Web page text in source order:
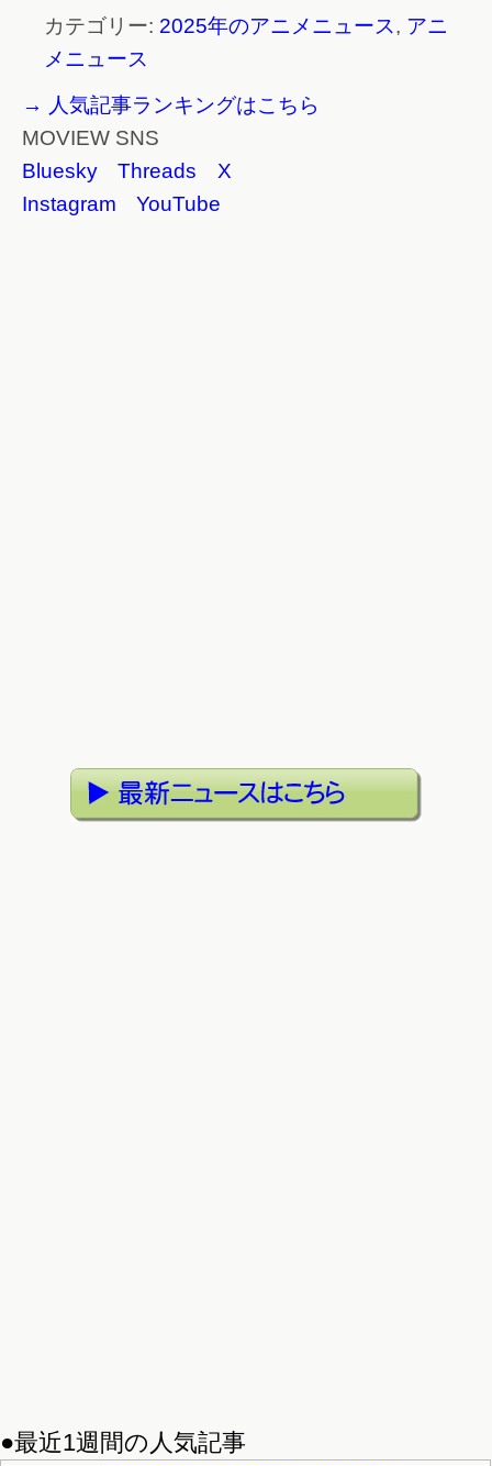
カテゴリー: 2025年のアニメニュース, アニ
メニュース
→ 人気記事ランキングはこちら
MOVIEW SNS
Bluesky
Threads
X
Instagram
YouTube
●最近1週間の人気記事